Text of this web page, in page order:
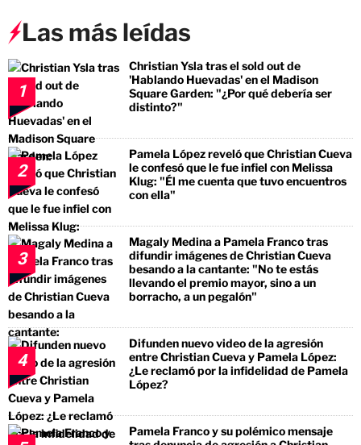
Las más leídas
1
Christian Ysla tras el sold out de
'Hablando Huevadas' en el Madison
Square Garden: "¿Por qué debería ser
distinto?"
2
Pamela López reveló que Christian Cueva
le confesó que le fue infiel con Melissa
Klug: "Él me cuenta que tuvo encuentros
con ella"
3
Magaly Medina a Pamela Franco tras
difundir imágenes de Christian Cueva
besando a la cantante: "No te estás
llevando el premio mayor, sino a un
borracho, a un pegalón"
4
Difunden nuevo video de la agresión
entre Christian Cueva y Pamela López:
¿Le reclamó por la infidelidad de Pamela
López?
Pamela Franco y su polémico mensaje